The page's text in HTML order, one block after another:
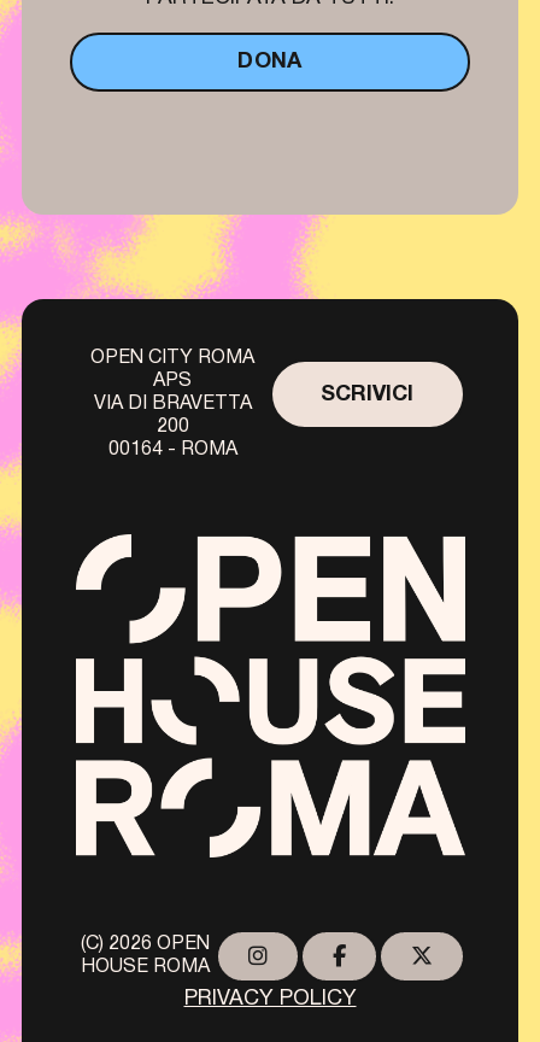
DONA
OPEN CITY ROMA
APS
VIA DI BRAVETTA
200
00164 - ROMA
SCRIVICI
(C) 2026 OPEN
HOUSE ROMA
PRIVACY POLICY